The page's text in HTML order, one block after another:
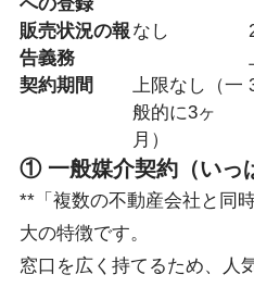
への登録
販売状況の報
告義務
なし
契約期間
上限なし（一
般的に3ヶ
月）
① 一般媒介契約（いっ
**「複数の不動産会社と同
大の特徴です。
窓口を広く持てるため、人